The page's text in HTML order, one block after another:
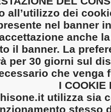
all’utilizzo dei
nel banner
anche
il banner. La
per 30 giorni sul
che venga
I COOKIE
utilizza sia
stesso